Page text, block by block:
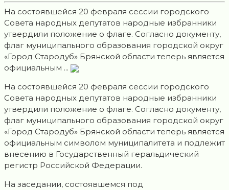
На состоявшейся 20 февраля сессии городского
Совета народных депутатов народные избранники
утвердили положение о флаге. Согласно документу,
флаг муниципального образования городской округ
«Город Стародуб» Брянской области теперь является
официальным ...
На состоявшейся 20 февраля сессии городского
Совета народных депутатов народные избранники
утвердили положение о флаге. Согласно документу,
флаг муниципального образования городской округ
«Город Стародуб» Брянской области теперь является
официальным символом муниципалитета и подлежит
внесению в Государственный геральдический
регистр Российской Федерации.
На заседании, состоявшемся под